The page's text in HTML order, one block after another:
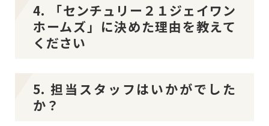
4. 「センチュリー２１ジェイワン
ホームズ」に決めた理由を教えて
ください
5. 担当スタッフはいかがでした
か？